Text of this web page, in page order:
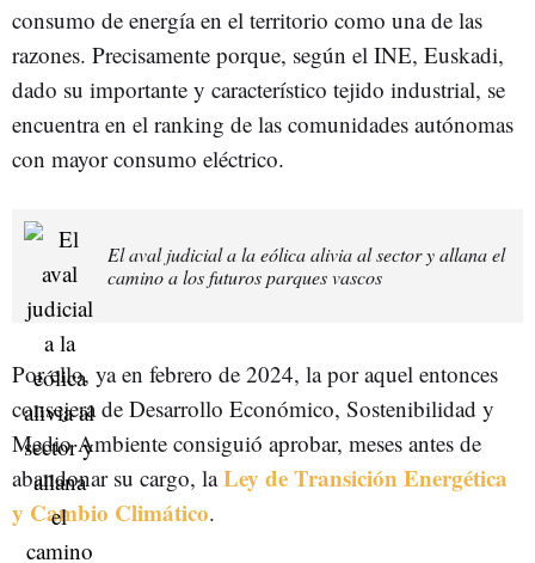
consumo de energía en el territorio como una de las
razones. Precisamente porque, según el INE, Euskadi,
dado su importante y característico tejido industrial, se
encuentra en el ranking de las comunidades autónomas
con mayor consumo eléctrico.
El aval judicial a la eólica alivia al sector y allana el
camino a los futuros parques vascos
Por ello, ya en febrero de 2024, la por aquel entonces
consejera de Desarrollo Económico, Sostenibilidad y
Medio Ambiente consiguió aprobar, meses antes de
abandonar su cargo, laLey de Transición Energética
y Cambio Climático.